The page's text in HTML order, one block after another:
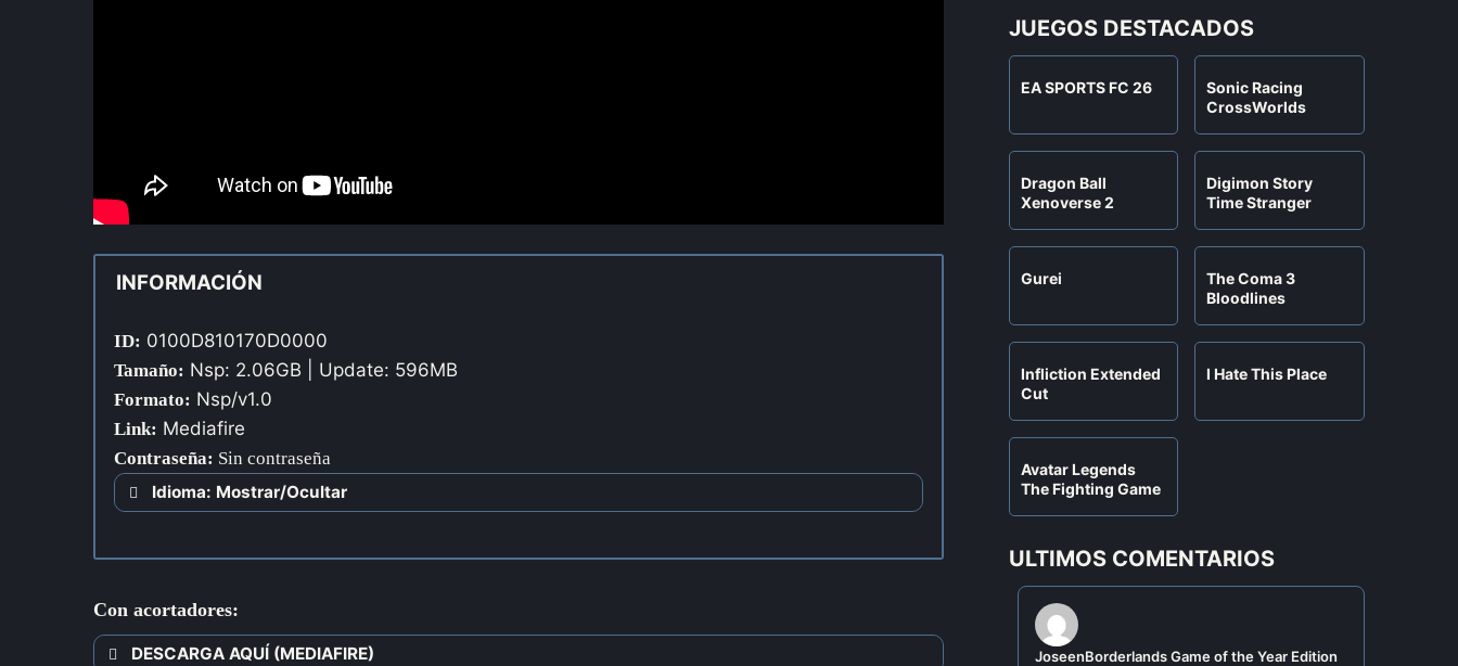
INFORMACIÓN
ID: 0100D810170D0000
Tamaño: Nsp: 2.06GB | Update: 596MB
Formato: Nsp/v1.0
Link: Mediafire
Contraseña: Sin contraseña
Idioma: Mostrar/Ocultar
Con acortadores:
DESCARGA AQUÍ (MEDIAFIRE)
JUEGOS DESTACADOS
EA SPORTS FC 26
Sonic Racing
CrossWorlds
Dragon Ball
Xenoverse 2
Digimon Story
Time Stranger
Gurei
The Coma 3
Bloodlines
Infliction Extended
Cut
I Hate This Place
Avatar Legends
The Fighting Game
ULTIMOS COMENTARIOS
JoseenBorderlands Game of the Year Edition